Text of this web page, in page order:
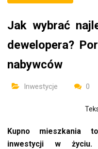
Jak wybrać
dewelopera?
nabywców
Inwestycje 0
Kupno mieszkania
inwestycji w